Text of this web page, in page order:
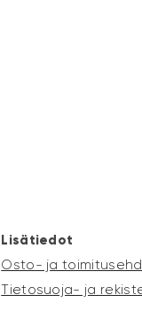
Lisätiedot
Osto- ja
Tietosuoja- ja